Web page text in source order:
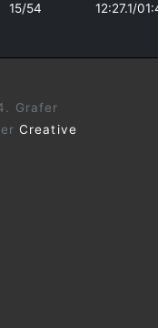
15/54 12:27.1/
Grafer
Creative